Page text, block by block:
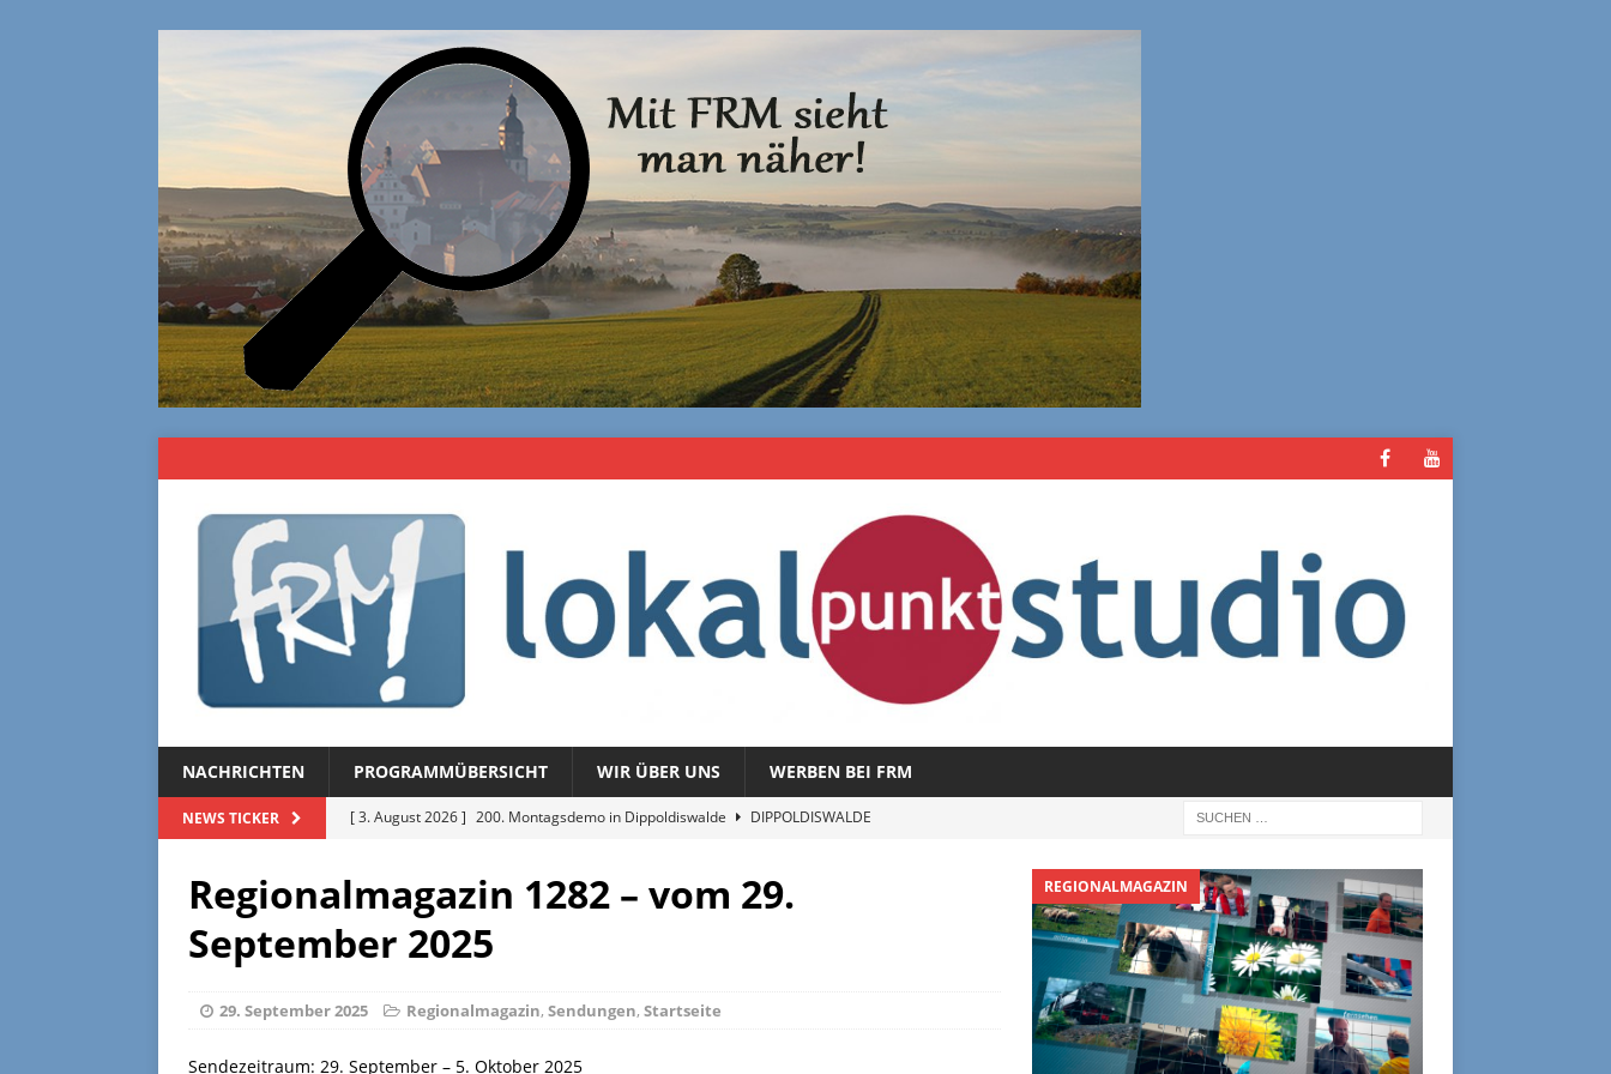
NACHRICHTEN PROGRAMMÜBERSICHT WIR ÜBER UNS WERBEN BEI FRM
NEWS TICKER [ 3. August 2026 ] 200. Montagsdemo in Dippoldiswalde
DIPPOLDISWALDE
[ 27. Juli 2026 ] Regionalmagazin 1325 – vom 27. Juli 2026
REGIONALMAGAZIN
[ 27. Juli 2026 ] Herzliche Einladung zu „Fit im Park“
Regionalmagazin 1282 – vom 29.
September 2025
29. September 2025 Regionalmagazin, Sendungen, Startseite
Sendezeitraum: 29. September – 5. Oktober 2025
REGIONALMAGAZIN